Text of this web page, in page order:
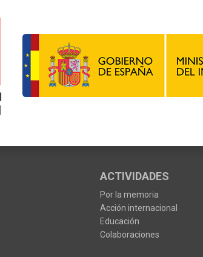
ACTIVIDADES
Por la memoria
Acción internacional
Educación
Colaboraciones